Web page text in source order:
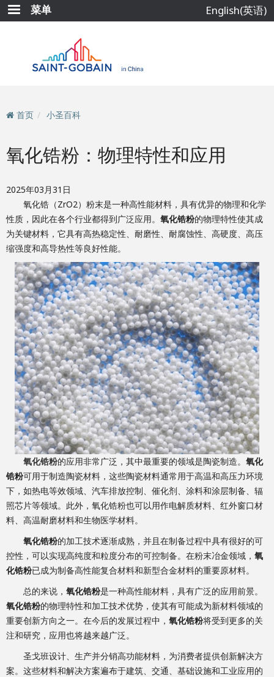
跳
转
菜单 English(英语)
首页 小圣百科
氧化锆粉：物理特性和应用
2025年03月31日
氧化锆（ZrO2）粉末是一种高性能材料，具有优异的物理和化学
性质，因此在各个行业都得到广泛应用。 氧化锆粉的物理特性使其成
为关键材料，它具有高热稳定性、耐磨性、耐腐蚀性、高硬度、高压
缩强度和高导热性等良好性能。
氧化锆粉的应用非常广泛，其中最重要的领域是陶瓷制造。 氧化
锆粉可用于制造陶瓷材料，这些陶瓷材料通常用于高温和高压力环境
下，如热电等效领域、汽车排放控制、催化剂、涂料和涂层制备、辐
照芯片等领域。此外，氧化锆粉也可以用作电解质材料、红外窗口材
料、高温耐磨材料和生物医学材料。
氧化锆粉的加工技术逐渐成熟，并且在制备过程中具有很好的可
控性，可以实现高纯度和粒度分布的可控制备。在粉末冶金领域， 氧
化锆粉已成为制备高性能复合材料和新型合金材料的重要原材料。
总的来说， 氧化锆粉是一种高性能材料，具有广泛的应用前景。
氧化锆粉的物理特性和加工技术优势，使其有可能成为新材料领域的
重要创新方向之一。在今后的发展过程中， 氧化锆粉将受到更多的关
注和研究，应用也将越来越广泛。
圣戈班设计、生产并分销高功能材料，为消费者提供创新解决方
案。这些材料和解决方案遍布于建筑、交通、基础设施和工业应用的